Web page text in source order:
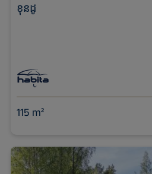
ខុនដូ
115 m²